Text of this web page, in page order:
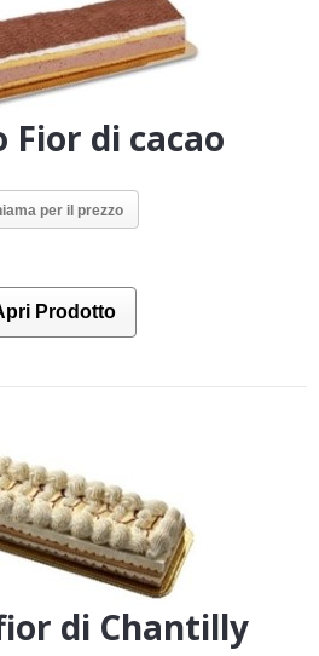
Fior di cacao
per il prezzo
Prodotto
di Chantilly